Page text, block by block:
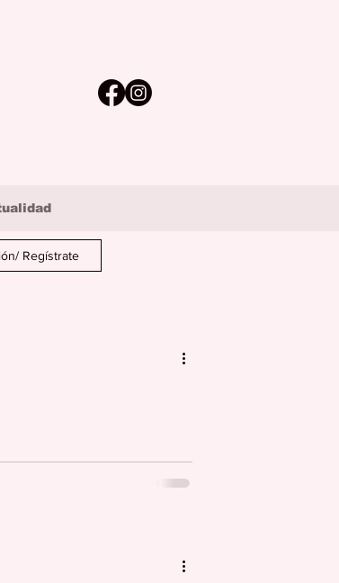
Regístrate
oncológica es una de las tres